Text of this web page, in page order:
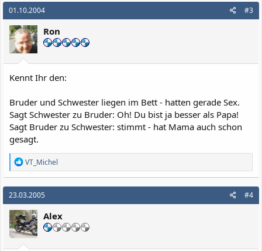
01.10.2004 #3
Ron
Kennt Ihr den:
Bruder und Schwester liegen im Bett - hatten gerade Sex.
Sagt Schwester zu Bruder: Oh! Du bist ja besser als Papa!
Sagt Bruder zu Schwester: stimmt - hat Mama auch schon
gesagt.
R
e
a
k
t
i
o
n
e
n
VT_Michel
23.03.2005 #4
Alex